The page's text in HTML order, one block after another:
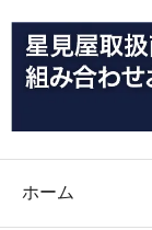
ホーム